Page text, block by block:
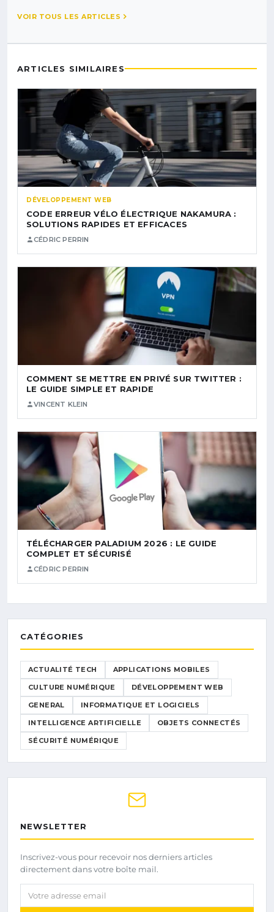
VOIR TOUS LES ARTICLES
ARTICLES SIMILAIRES
DÉVELOPPEMENT WEB
CODE ERREUR VÉLO ÉLECTRIQUE NAKAMURA :
SOLUTIONS RAPIDES ET EFFICACES
CÉDRIC PERRIN
COMMENT SE METTRE EN PRIVÉ SUR TWITTER :
LE GUIDE SIMPLE ET RAPIDE
VINCENT KLEIN
TÉLÉCHARGER PALADIUM 2026 : LE GUIDE
COMPLET ET SÉCURISÉ
CÉDRIC PERRIN
CATÉGORIES
ACTUALITÉ TECH APPLICATIONS MOBILES
CULTURE NUMÉRIQUE DÉVELOPPEMENT WEB
GENERAL INFORMATIQUE ET LOGICIELS
INTELLIGENCE ARTIFICIELLE OBJETS CONNECTÉS
SÉCURITÉ NUMÉRIQUE
NEWSLETTER
Inscrivez-vous pour recevoir nos derniers articles
directement dans votre boîte mail.
Votre adresse email